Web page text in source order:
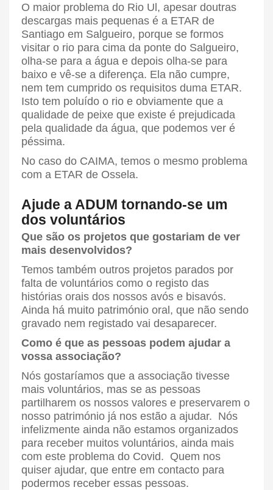
O maior problema do Rio Ul, apesar doutras
descargas mais pequenas é a ETAR de
Santiago em Salgueiro, porque se formos
visitar o rio para cima da ponte do Salgueiro,
olha-se para a água e depois olha-se para
baixo e vê-se a diferença. Ela não cumpre,
nem tem cumprido os requisitos duma ETAR.
Isto tem poluído o rio e obviamente que a
qualidade de peixe que existe é prejudicada
pela qualidade da água, que podemos ver é
péssima.
No caso do CAIMA, temos o mesmo problema
com a ETAR de Ossela.
Ajude a ADUM tornando-se um
dos voluntários
Que são os projetos que gostariam de ver
mais desenvolvidos?
Temos também outros projetos parados por
falta de voluntários como o registo das
histórias orais dos nossos avós e bisavós.
Ainda há muito património oral, que não sendo
gravado nem registado vai desaparecer.
Como é que as pessoas podem ajudar a
vossa associação?
Nós gostaríamos que a associação tivesse
mais voluntários, mas se as pessoas
partilharem os nossos valores e preservarem o
nosso património já nos estão a ajudar. Nós
infelizmente ainda não estamos organizados
para receber muitos voluntários, ainda mais
com este problema do Covid. Quem nos
quiser ajudar, que entre em contacto para
podermos receber essas pessoas.